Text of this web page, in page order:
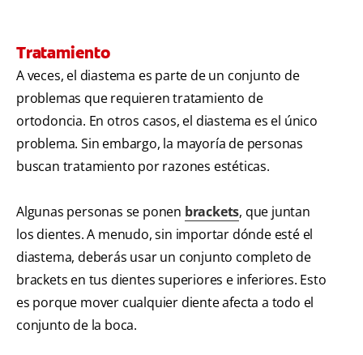
Tratamiento
A veces, el diastema es parte de un conjunto de
problemas que requieren tratamiento de
ortodoncia. En otros casos, el diastema es el único
problema. Sin embargo, la mayoría de personas
buscan tratamiento por razones estéticas.
Algunas personas se ponen brackets, que juntan
los dientes. A menudo, sin importar dónde esté el
diastema, deberás usar un conjunto completo de
brackets en tus dientes superiores e inferiores. Esto
es porque mover cualquier diente afecta a todo el
conjunto de la boca.